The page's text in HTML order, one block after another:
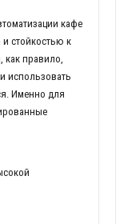
кафе
стойкостью к
как правило,
использовать
Именно для